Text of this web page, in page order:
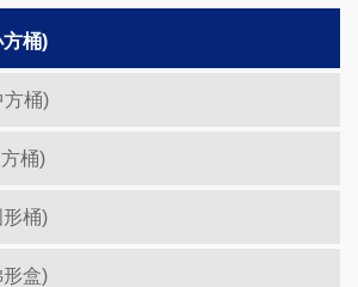
方桶)
方桶)
桶)
桶)
盒)